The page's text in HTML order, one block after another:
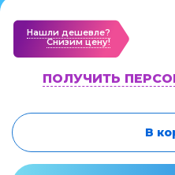
Нашли дешевле?
Cнизим цену!
ПОЛУЧИТЬ
В